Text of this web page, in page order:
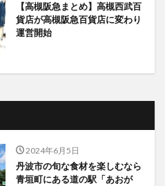
【高槻阪急まとめ】高槻西武百
貨店が高槻阪急百貨店に変わり
運営開始
2024年6月5日
丹波市の旬な食材を楽しむなら
青垣町にある道の駅「あおが